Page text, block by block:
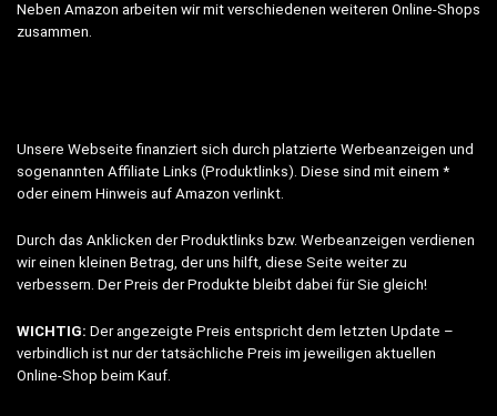
Neben Amazon arbeiten wir mit verschiedenen weiteren Online-Shops
zusammen.
Unsere Webseite finanziert sich durch platzierte Werbeanzeigen und
sogenannten Affiliate Links (Produktlinks). Diese sind mit einem *
oder einem Hinweis auf Amazon verlinkt.
Durch das Anklicken der Produktlinks bzw. Werbeanzeigen verdienen
wir einen kleinen Betrag, der uns hilft, diese Seite weiter zu
verbessern. Der Preis der Produkte bleibt dabei für Sie gleich!
WICHTIG: Der angezeigte Preis entspricht dem letzten Update –
verbindlich ist nur der tatsächliche Preis im jeweiligen aktuellen
Online-Shop beim Kauf.